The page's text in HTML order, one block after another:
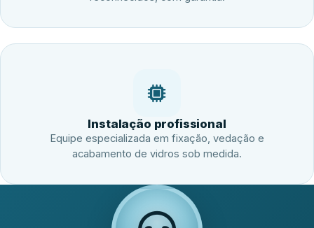
Instalação profissional
Equipe especializada em fixação, vedação e
acabamento de vidros sob medida.